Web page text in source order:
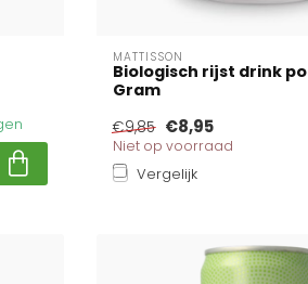
MATTISSON
Biologisch rijst drink
Gram
€9,85 €8,95
Niet op voorraad
Vergelijk